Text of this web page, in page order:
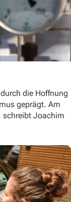
die Hoffnung
geprägt. Am
schreibt Joachim